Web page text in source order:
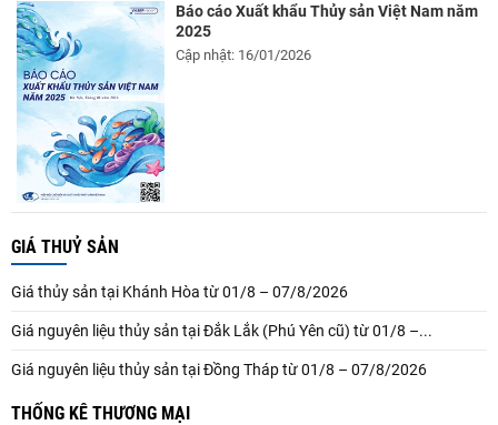
Báo cáo Xuất khẩu Thủy sản Việt Nam năm
2025
Cập nhật: 16/01/2026
GIÁ THUỶ SẢN
Giá thủy sản tại Khánh Hòa từ 01/8 – 07/8/2026
Giá nguyên liệu thủy sản tại Đắk Lắk (Phú Yên cũ) từ 01/8 –...
Giá nguyên liệu thủy sản tại Đồng Tháp từ 01/8 – 07/8/2026
THỐNG KÊ THƯƠNG MẠI